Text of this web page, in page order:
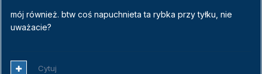
mój również. btw coś napuchnieta ta rybka przy tyłku, nie
uważacie?
Cytuj